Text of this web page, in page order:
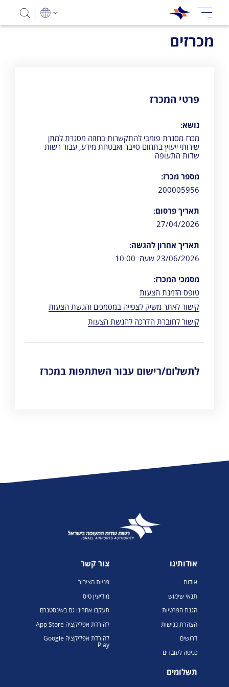
מכרזים
פרטי המכרז
נושא:
מכרז מסגרת פומבי להתקשרות בחוזה מסגרת למתן
שירותי ייעוץ בתחום סייבר ואבטחת מידע, עבור רשות
שדות התעופה
מספר מכרז:
200005956
תאריך פרסום:
27/04/2026
תאריך אחרון להגשה:
23/06/2026 שעה: 10:00
מסמכי המכרז:
טופס הזמנת הצעות
קישור לאתר משיק לצפייה במסמכים והגשת הצעות
קישור לחוברת הדרכה להגשת הצעות
לתשלום/רישום עבור השתתפות במכרז
אודותינו
אודות
תנאי שימוש
הגנת הפרטיות
הצהרת נגישות
דרושים
כניסה לעובדים
תשלומים
צור קשר
פניות הציבור
מודיעין טיס
תעקבו אחרינו גם באינסטגרם
להורדת אפליקציה App Store
להורדת אפליקציה Google
Play